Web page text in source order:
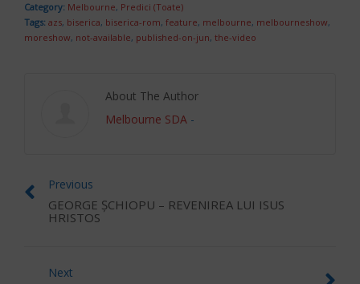
Category: Melbourne, Predici (Toate)
Tags: azs, biserica, biserica-rom, feature, melbourne, melbourneshow,
moreshow, not-available, published-on-jun, the-video
About The Author
Melbourne SDA -
Previous
GEORGE ȘCHIOPU – REVENIREA LUI ISUS
HRISTOS
Next